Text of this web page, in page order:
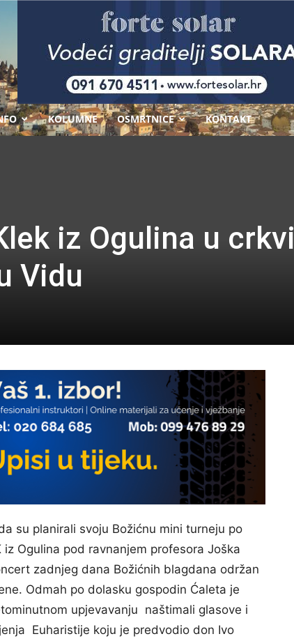
KOLUMNE OSMRTNICE KONTAKT
iz Ogulina u crkvi
Vidu
su planirali svoju Božićnu mini turneju po
iz Ogulina pod ravnanjem profesora Joška
zadnjeg dana Božićnih blagdana održan
Odmah po dolasku gospodin Ćaleta je
upjevavanju naštimali glasove i
Euharistije koju je predvodio don Ivo